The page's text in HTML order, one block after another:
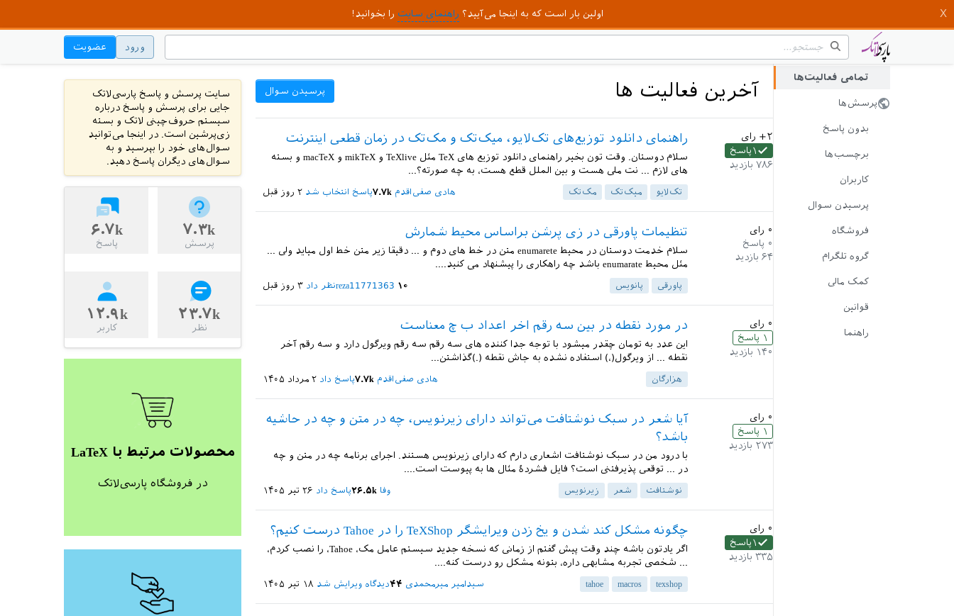
اولین بار است که به اینجا می‌آیید؟ راهنمای سایت را بخوانید!
ورود عضویت
تمامی فعالیت‌ها
پرسش‌ها
بدون پاسخ
برچسب‌ها
کاربران
پرسیدن سوال
فروشگاه
گروه تلگرام
کمک مالی
قوانین
راهنما
آخرین فعالیت ها پرسیدن سوال
+۲ رای
۱ پاسخ
۷۸۶ بازدید
راهنمای دانلود توزیع‌های تک‌لایو، میک‌تک و مک‌تک در زمان قطعی اینترنت
سلام دوستان. وقت تون بخیر راهنمای دانلود توزیع های TeX مثل TeXlive و mikTeX و macTeX و بسته
های لازم ... نت ملی هست و بین الملل قطع هست، به چه صورته؟...
تک‌لایو میک‌تک مک‌تک پاسخ انتخاب شد ۲ روز قبل هادی صفی‌اقدم ۷.۷k
۰ رای
۰ پاسخ
۶۴ بازدید
تنظیمات پاورقی در زی پرشن براساس محیط شمارش
سلام خدمت دوستان در محیط enumarete متن در خط های دوم و ... دقیقا زیر متن خط اول میاید ولی ...
مثل محیط enumarate باشد چه راهکاری را پیشنهاد می کنید....
پاورقی پانویس نظر داد ۳ روز قبل reza11771363 ۱۰
۰ رای
۱ پاسخ
۱۴۰ بازدید
در مورد نقطه در بین سه رقم اخر اعداد ب چ معناست
این عدد به تومان چقدر میشود با توجه جدا کننده های سه رقم سه رقم ویرگول دارد و سه رقم آخر
نقطه ... از ویرگول(،) استفاده نشده به جاش نقطه (.)گذاشتن...
هزارگان پاسخ داد ۲ مرداد ۱۴۰۵ هادی صفی‌اقدم ۷.۷k
۰ رای
۱ پاسخ
۲۷۳ بازدید
آیا شعر در سبک نوشتافت می‌تواند دارای زیرنویس، چه در متن و چه در حاشیه
باشد؟
با درود من در سبک نوشتافت اشعاری دارم که دارای زیرنویس هستند. اجرای برنامه چه در متن و چه
در ... توقعی پذیرفتنی است؟ فایل فشردهٔ مثال ها به پیوست است....
نوشتافت شعر زیرنویس پاسخ داد ۲۶ تیر ۱۴۰۵ وفا ۲۶.۵k
۰ رای
۱ پاسخ
۳۳۵ بازدید
چگونه مشکل کند شدن و یخ زدن ویرایشگر TeXShop را در Tahoe درست کنیم؟
اگر یادتون باشه چند وقت پیش گفتم از زمانی که نسخه جدید سیستم عامل مک، Tahoe، را نصب کردم،
... شخصی تجربه مشابهی داره، بتونه مشکل رو درست کنه....
texshop
macros
tahoe دیدگاه ویرایش شد ۱۸ تیر ۱۴۰۵ سیدامیر میرمحمدی ۴۴
سایت پرسش و پاسخ پارسی‌لاتک
جایی برای پرسش و پاسخ درباره
سیستم حروف‌چینی لاتک و بسته
زی‌پرشین است. در اینجا می‌توانید
سوال‌های خود را بپرسید و به
سوال‌های دیگران پاسخ دهید.
۷.۳k
پرسش
۶.۷k
پاسخ
۲۳.۷k
نظر
۱۲.۹k
کاربر
محصولات مرتبط با LaTeX
در فروشگاه پارسی‌لاتک